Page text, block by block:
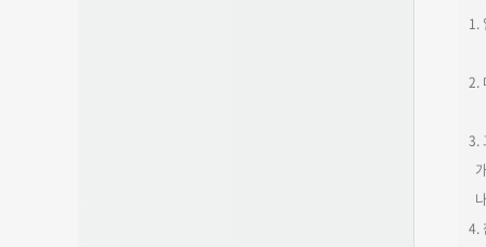
1.
2.
3.
4.